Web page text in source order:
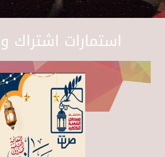
استمارات اشتراك